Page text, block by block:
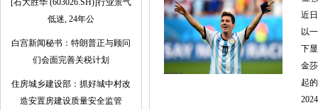
[石大胜华 (603026.SH)]行业景气
低迷, 24年公
白宫新闻秘书：特朗普正与顾问
们会面完善关税计划
住房城乡建设部：抓好城中村改
造安置房建设质量安全监管
近
以
下
金
起